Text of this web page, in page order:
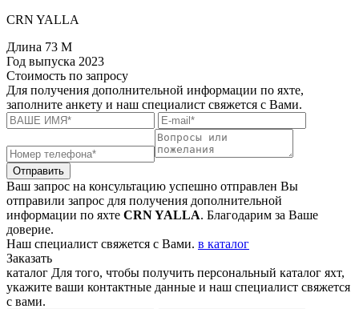
CRN YALLA
Длина 73 M
Год выпуска 2023
Стоимость по запросу
Для получения дополнительной информации по яхте,
заполните анкету и наш специалист свяжется с Вами.
Отправить
Ваш запрос на консультацию успешно отправлен Вы
отправили запрос для получения дополнительной
информации по яхте CRN YALLA. Благодарим за Ваше
доверие.
Наш специалист свяжется с Вами. в каталог
Заказать
каталог Для того, чтобы получить персональный каталог яхт,
укажите ваши контактные данные и наш специалист свяжется
с вами.